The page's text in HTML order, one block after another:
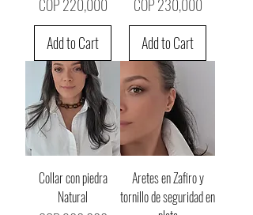
COP 220,000
Add to Cart
COP 230,000
Add to Cart
Collar con piedra
Natural
Aretes en Zafiro y
tornillo de seguridad en